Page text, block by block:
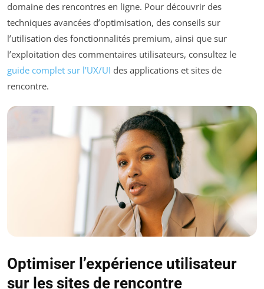
domaine des rencontres en ligne. Pour découvrir des
techniques avancées d’optimisation, des conseils sur
l’utilisation des fonctionnalités premium, ainsi que sur
l’exploitation des commentaires utilisateurs, consultez le
guide complet sur l’UX/UI des applications et sites de
rencontre.
Optimiser l’expérience utilisateur
sur les sites de rencontre